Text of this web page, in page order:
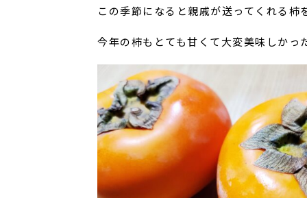
この季節になると親戚が送ってくれる
今年の柿もとても甘くて大変美味しかっ